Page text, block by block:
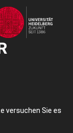
versuchen Sie es